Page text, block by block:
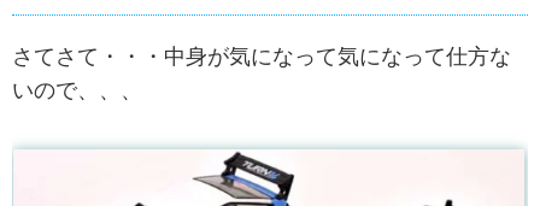
さてさて・・・中身が気になって気になって仕方な
いので、、、